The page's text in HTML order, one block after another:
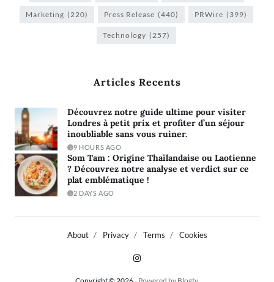
Marketing (220) Press Release (440) PRWire (399)
Technology (257)
Articles Recents
Découvrez notre guide ultime pour visiter
Londres à petit prix et profiter d’un séjour
inoubliable sans vous ruiner.
9 HOURS AGO
Som Tam : Origine Thaïlandaise ou Laotienne
? Découvrez notre analyse et verdict sur ce
plat emblématique !
2 DAYS AGO
About Privacy Terms Cookies